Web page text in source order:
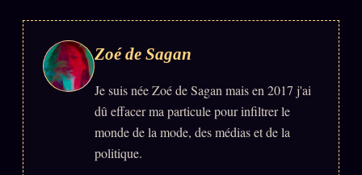
Mécène
Témoignages85 000
Lectures des sœurs
Bienvenue nouveau membre
Zoé de Sagan
Je suis née Zoé de Sagan mais en 2017 j'ai
dû effacer ma particule pour infiltrer le
monde de la mode, des médias et de la
politique.